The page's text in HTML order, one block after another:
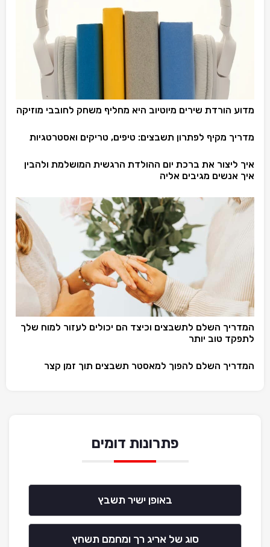
מדוע הורדת שירים מיוטיוב היא מחליף משחק לחובבי מוזיקה
מדריך מקיף לפתרון תשבצים: טיפים, טריקים ואסטרטגיות
איך ליצור את ברכת יום ההולדת הרגשית המושלמת ולהבין
איך אנשים מגיבים אליה
המדריך השלם לתשבצים וכיצד הם יכולים לעזור למוח שלך
לתפקד טוב יותר
המדריך השלם להפוך למאסטר תשבצים תוך זמן קצר
פתרונות דומים
באופן ישיר תשבץ
סוג של אריג רך ומחמם תשחץ